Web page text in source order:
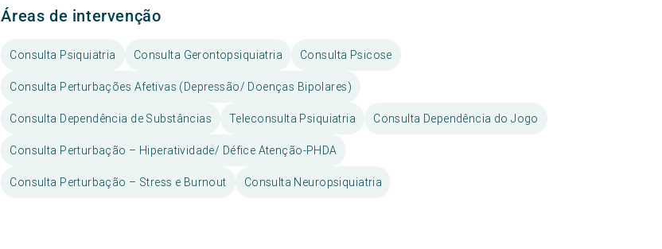
Áreas de intervenção
Consulta Psiquiatria Consulta Gerontopsiquiatria Consulta Psicose
Consulta Perturbações Afetivas (Depressão/ Doenças Bipolares)
Consulta Dependência de Substâncias Teleconsulta Psiquiatria Consulta Dependência do Jogo
Consulta Perturbação – Hiperatividade/ Défice Atenção-PHDA
Consulta Perturbação – Stress e Burnout Consulta Neuropsiquiatria